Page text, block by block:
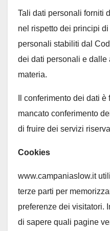
Tali dati personali forniti
nel rispetto dei principi
personali stabiliti dal
dei dati personali e dalle
materia.
Il conferimento dei dati è
mancato conferimento
di fruire dei servizi
Cookies
www.campaniaslow.it
terze parti per
preferenze dei visitatori.
di sapere quali pagine